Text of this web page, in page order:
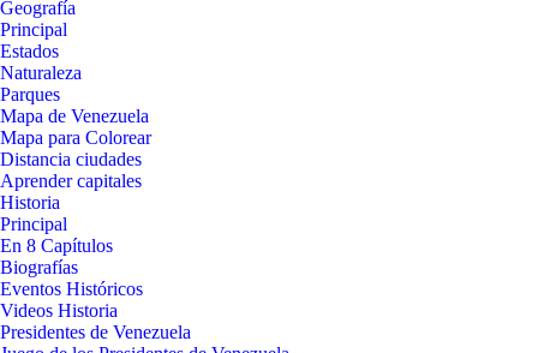
Geografía
Principal
Estados
Naturaleza
Parques
Mapa de Venezuela
Mapa para Colorear
Distancia ciudades
Aprender capitales
Historia
Principal
En 8 Capítulos
Biografías
Eventos Históricos
Videos Historia
Presidentes de Venezuela